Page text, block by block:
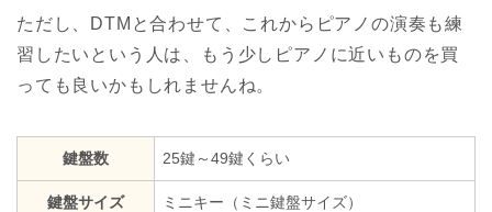
ただし、DTMと合わせて、これからピアノの演奏も練
習したいという人は、もう少しピアノに近いものを買
っても良いかもしれませんね。
鍵盤数 25鍵～49鍵くらい
鍵盤サイズ ミニキー（ミニ鍵盤サイズ）